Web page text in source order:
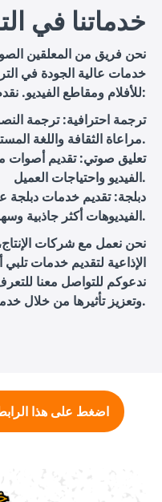
خدماتنا في
نحن فريق من المعلقين
خدمات عالية الجودة في
للأفلام ومقاطع الفيديو. نقدم حلولاً متكاملة تتضمن:
ترجمة احترافية: ترجمة
مراعاة الثقافة واللغة المستهدفة.
تعليق صوتي: تقديم أصوات
الفيديو واحتياجات العميل.
دبلجة: تقديم خدمات دبلجة
الفيديوهات أكثر جاذبية وسهولة في الفهم.
نحن نعمل مع شركات
الإذاعية لتقديم خدمات تلبي
ندعوكم للتواصل معنا
وتعزيز تأثيرها من خلال خدمات التعليق الصوتي الاحترافي.
اضغط على هذا